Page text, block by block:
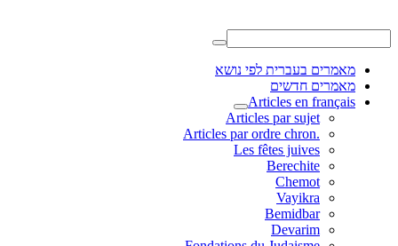
מאמרים בעברית לפי נושא
מאמרים חדשים
Articles en français
Articles par sujet
.Articles par ordre chron
Les fêtes juives
Berechite
Chemot
Vayikra
Bemidbar
Devarim